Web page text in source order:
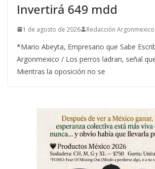
Invertirá 649 mdd
1 de agosto de 2026 Redacción Argonmexico
*Mario Abeyta, Empresario que Sabe
Argonmexico / Los perros ladran, señal
Mientras la oposición no se